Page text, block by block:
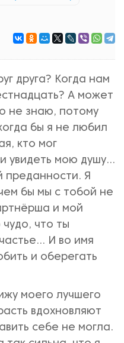
друга? Когда нам
А может
не знаю, потому
бы я не любил
кто мог
увидеть мою душу…
преданности. Я
бы мы с тобой не
и мой
что ты
И во имя
и оберегать
моего лучшего
вдохновляют
себе не могла.